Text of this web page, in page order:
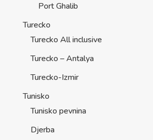
Port Ghalib
Turecko
Turecko All inclusive
Turecko – Antalya
Turecko-Izmir
Tunisko
Tunisko pevnina
Djerba